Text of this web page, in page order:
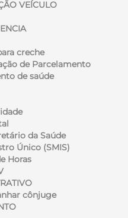
VEÍCULO
creche
de Parcelamento
de saúde
da Saúde
Único (SMIS)
Horas
cônjuge